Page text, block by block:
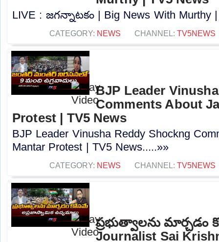
LIVE : జగన్నాటకం | Big News With Murthy
CATEGORY: NEWS CHANNEL: TV5NEWS
BJP Leader
Comments About
Protest | TV5 News
BJP Leader Vinusha Reddy Shockng
Mantar Protest | TV5 News.....»»
CATEGORY: NEWS CHANNEL: TV5NEWS
ప్రభుత్వాలను మార్చడం
Journalist Sai